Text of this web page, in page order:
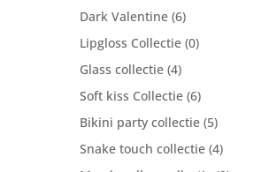
Dark Valentine (6)
Lipgloss Collectie (0)
Glass collectie (4)
Soft kiss Collectie (6)
Bikini party collectie (5)
Snake touch collectie (4)